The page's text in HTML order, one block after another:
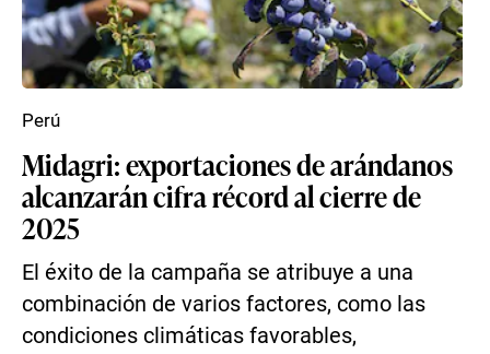
Midagri: exportaciones de arándanos
alcanzarán cifra récord al cierre de
2025
El éxito de la campaña se atribuye a una
combinación de varios factores, como las
condiciones climáticas favorables,
Perú